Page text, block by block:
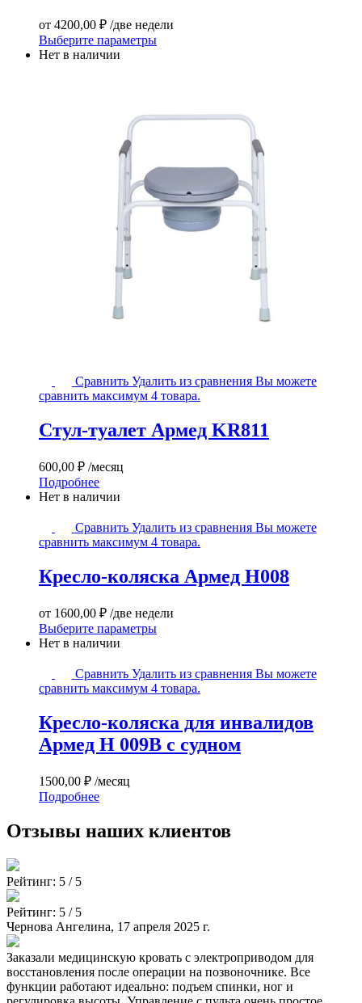
от 4200,00 ₽ /две недели
Выберите параметрыЭтот
Опции
странице
Нет в наличии
туалет
KR811
Сравнить Удалить из сравнения Вы можете
сравнить максимум 4 товара.
Стул-туалет Армед KR811
600,00 ₽ /месяц
Подробнее
Нет в наличии
Кресло-
коляска
H008
Сравнить Удалить из сравнения Вы можете
сравнить максимум 4 товара.
Кресло-коляска Армед H008
от 1600,00 ₽ /две недели
Выберите параметрыЭтот
несколько
вариаций.
выбрать
на
странице
Нет в наличии
Кресло-
коляска
инвалидов
Армед
H
009B
судном
Сравнить Удалить из сравнения Вы можете
сравнить максимум 4 товара.
Кресло-коляска для инвалидов
Армед H 009B с судном
1500,00 ₽ /месяц
Подробнее
Отзывы наших клиентов
Рейтинг: 5 / 5
Рейтинг: 5 / 5
Чернова Ангелина, 17 апреля 2025 г.
Заказали медицинскую кровать с электроприводом для
восстановления после операции на позвоночнике. Все
функции работают идеально: подъем спинки, ног и